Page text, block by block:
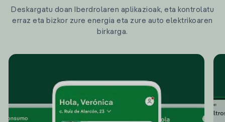
Deskargatu doan Iberdrolaren aplikazioak, eta kontrolatu
erraz eta bizkor zure energia eta zure auto elektrikoaren
birkarga.